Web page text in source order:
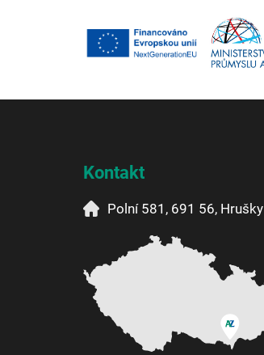
Kontakt
Polní 581, 691 56, Hrušky